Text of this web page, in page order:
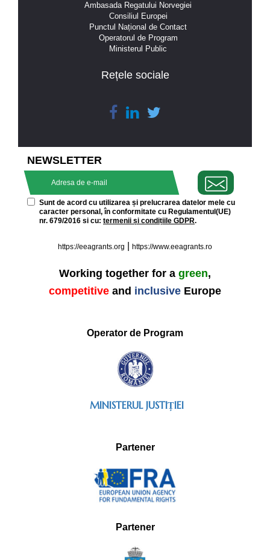
Ambasada Regatului Norvegiei
Consiliul Europei
Punctul Național de Contact
Operatorul de Program
Ministerul Public
Rețele sociale
NEWSLETTER
Sunt de acord cu utilizarea și prelucrarea datelor mele cu
caracter personal, în conformitate cu Regulamentul(UE)
nr. 679/2016 si cu: termenii și condițiile GDPR.
https://eeagrants.org https://www.eeagrants.ro
Working together for a green,
competitive and inclusive Europe
Operator de Program
MINISTERUL JUSTIȚIEI
Partener
Partener